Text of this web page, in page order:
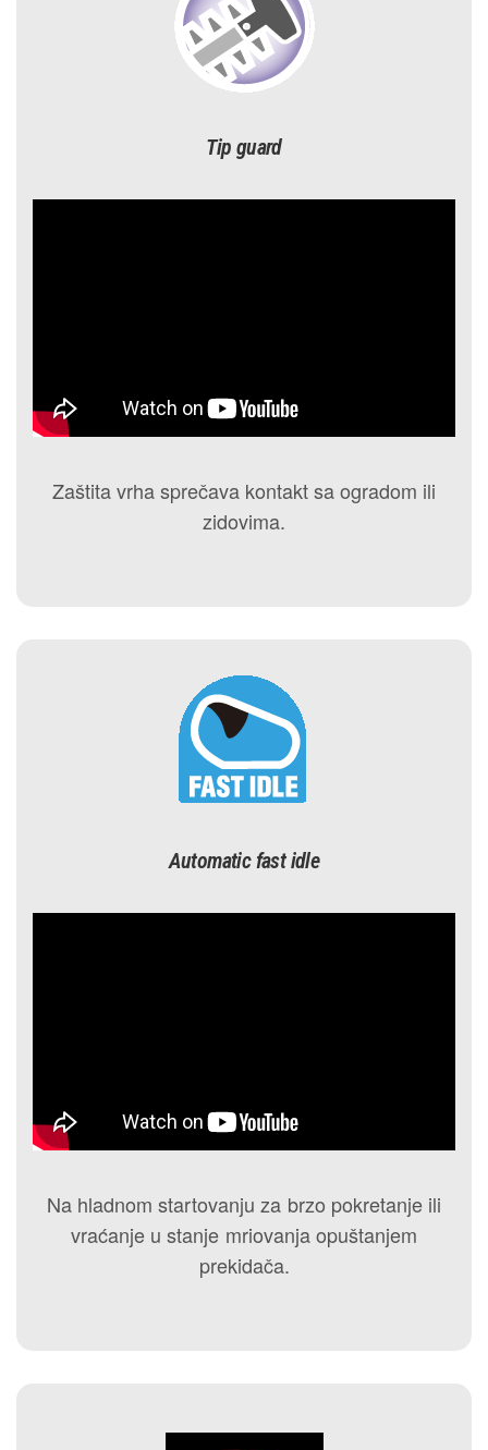
Tip guard
Zaštita vrha sprečava kontakt sa ogradom ili
zidovima.
Automatic fast idle
Na hladnom startovanju za brzo pokretanje ili
vraćanje u stanje mriovanja opuštanjem
prekidača.